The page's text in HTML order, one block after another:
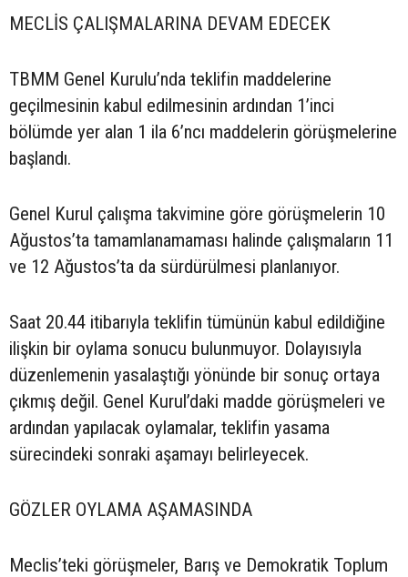
MECLİS ÇALIŞMALARINA DEVAM EDECEK
TBMM Genel Kurulu’nda teklifin maddelerine
geçilmesinin kabul edilmesinin ardından 1’inci
bölümde yer alan 1 ila 6’ncı maddelerin görüşmelerine
başlandı.
Genel Kurul çalışma takvimine göre görüşmelerin 10
Ağustos’ta tamamlanamaması halinde çalışmaların 11
ve 12 Ağustos’ta da sürdürülmesi planlanıyor.
Saat 20.44 itibarıyla teklifin tümünün kabul edildiğine
ilişkin bir oylama sonucu bulunmuyor. Dolayısıyla
düzenlemenin yasalaştığı yönünde bir sonuç ortaya
çıkmış değil. Genel Kurul’daki madde görüşmeleri ve
ardından yapılacak oylamalar, teklifin yasama
sürecindeki sonraki aşamayı belirleyecek.
GÖZLER OYLAMA AŞAMASINDA
Meclis’teki görüşmeler, Barış ve Demokratik Toplum